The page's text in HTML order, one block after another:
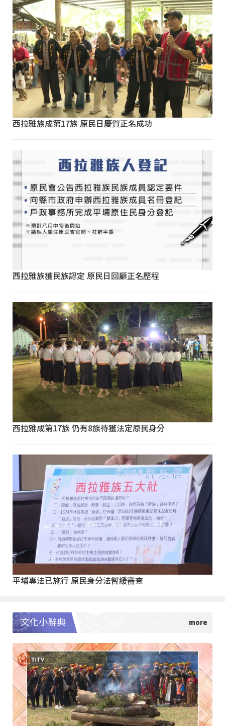
西拉雅族成第17族 原民日慶賀正名成功
西拉雅族獲民族認定 原民日回顧正名歷程
西拉雅成第17族 仍有8族待獲法定原民身分
平埔專法已施行 原民身分法暫緩審查
文化小辭典